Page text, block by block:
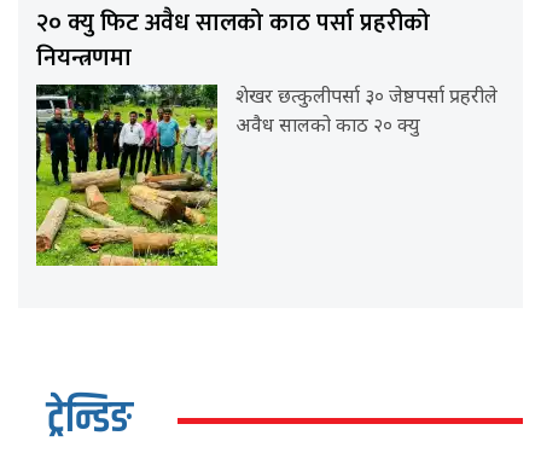
२० क्यु फिट अवैध सालको काठ पर्सा प्रहरीको
नियन्त्रणमा
शेखर छत्कुलीपर्सा ३० जेष्ठपर्सा प्रहरीले
अवैध सालको काठ २० क्यु
ट्रेन्डिङ